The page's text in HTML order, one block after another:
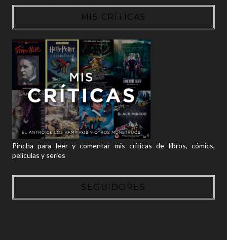
MIS CRÍTICAS
Pincha para leer y comentar mis críticas de libros, cómics,
películas y series
SEGUIDORES